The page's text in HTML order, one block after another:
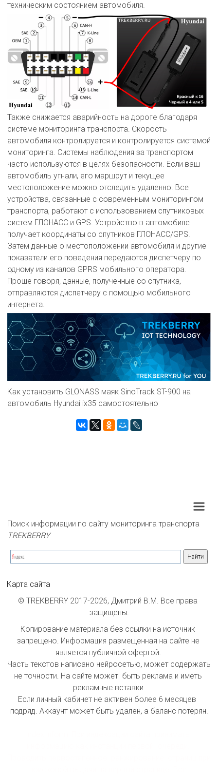
техническим состоянием автомобиля.
Также снижается аварийность на дороге благодаря
системе мониторинга транспорта. Скорость
автомобиля контролируется и контролируется системой
мониторинга. Системы наблюдения за транспортом
часто используются в целях безопасности. Если ваш
автомобиль угнали, его маршрут и текущее
местоположение можно отследить удаленно. Все
устройства, связанные с современным мониторингом
транспорта, работают с использованием спутниковых
систем ГЛОНАСС и GPS. Устройство в автомобиле
получает координаты со спутников ГЛОНАСС/GPS.
Затем данные о местоположении автомобиля и другие
показатели его поведения передаются диспетчеру по
одному из каналов GPRS мобильного оператора.
Проще говоря, данные, полученные со спутника,
отправляются диспетчеру с помощью мобильного
интернета.
Как установить GLONASS маяк SinoTrack ST-900 на
автомобиль Hyundai ix35 самостоятельно
TREKBERRY
Карта сайта
© TREKBERRY 2017-2026, Дмитрий В.М. Все права
защищены.
Копирование материала без ссылки на источник
запрещено. Информация размещенная на сайте не
является публичной офертой.
Часть текстов написано нейросетью, может содержать
не точности. На сайте может  быть реклама и иметь
рекламные вставки.
Если личный кабинет не активен более 6 месяцев
подряд. Аккаунт может быть удален, а баланс потерян.